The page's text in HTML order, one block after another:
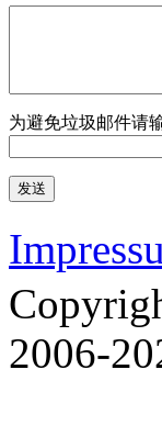
为避免垃圾邮件请
2006-